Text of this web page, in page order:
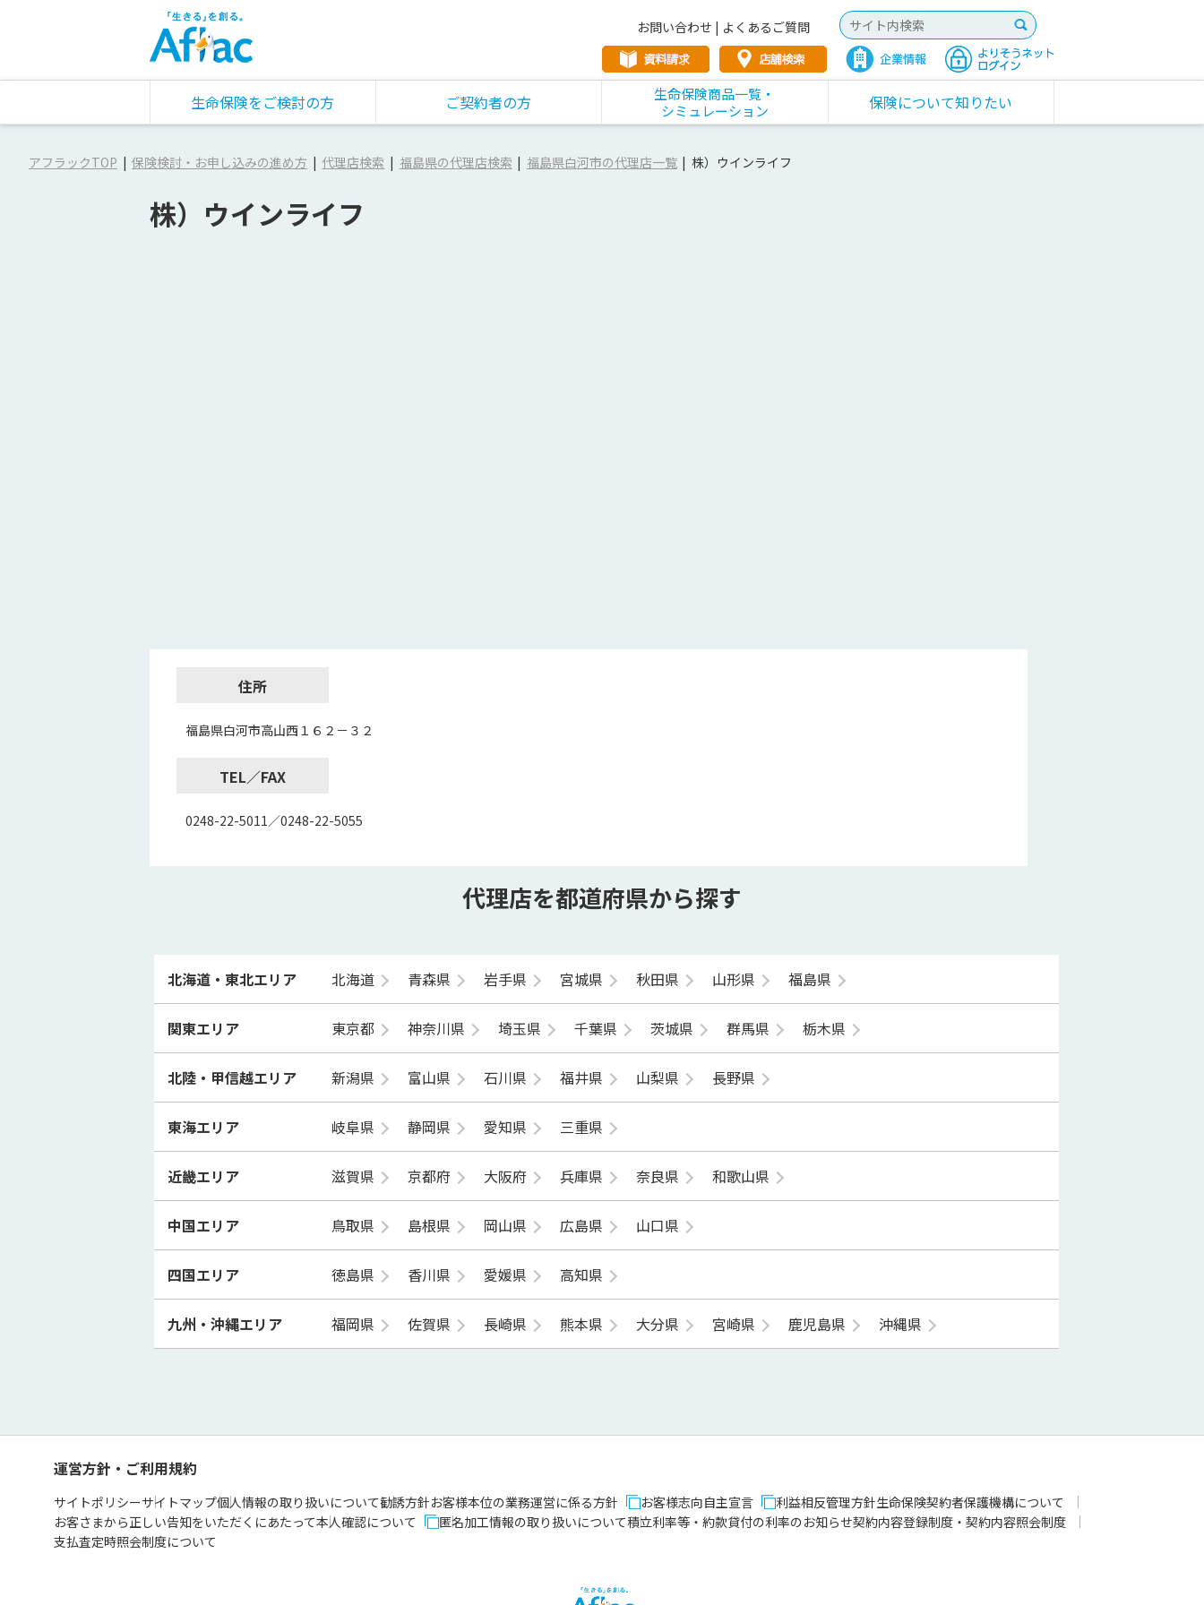
お問い合わせ | よくあるご質問
生命保険をご検討の方 ご契約者の方
生命保険商品一覧・
シミュレーション
保険について知りたい
アフラックTOP 保険検討・お申し込みの進め方 代理店検索 福島県の代理店検索 福島県白河市の代理店一覧 株）ウインライフ
株）ウインライフ
住所
福島県白河市高山西１６２－３２
TEL／FAX
0248-22-5011／0248-22-5055
代理店を都道府県から探す
北海道・東北エリア 北海道 青森県 岩手県 宮城県 秋田県 山形県 福島県
関東エリア 東京都 神奈川県 埼玉県 千葉県 茨城県 群馬県 栃木県
北陸・甲信越エリア 新潟県 富山県 石川県 福井県 山梨県 長野県
東海エリア 岐阜県 静岡県 愛知県 三重県
近畿エリア 滋賀県 京都府 大阪府 兵庫県 奈良県 和歌山県
中国エリア 鳥取県 島根県 岡山県 広島県 山口県
四国エリア 徳島県 香川県 愛媛県 高知県
九州・沖縄エリア 福岡県 佐賀県 長崎県 熊本県 大分県 宮崎県 鹿児島県 沖縄県
運営方針・ご利用規約
サイトポリシーサイトマップ個人情報の取り扱いについて勧誘方針お客様本位の業務運営に係る方針 お客様志向自主宣言 利益相反管理方針生命保険契約者保護機構について
お客さまから正しい告知をいただくにあたって本人確認について 匿名加工情報の取り扱いについて積立利率等・約款貸付の利率のお知らせ契約内容登録制度・契約内容照会制度
支払査定時照会制度について